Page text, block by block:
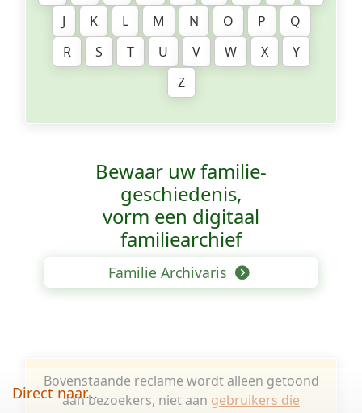
J
K L M N O P
Q
R
S T U V W X
Y
Z
Bewaar uw familie­
geschiedenis,
vorm een digitaal
familiearchief
Familie Archivaris
Bovenstaande reclame wordt alleen getoond
aan bezoekers, niet aan gebruikers die
Direct naar...